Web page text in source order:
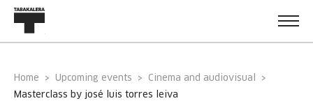
Home Upcoming events
Cinema and audiovisual
masterclass by josé luis torres leiva